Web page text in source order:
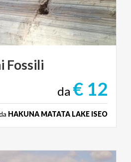
Fossili
da € 12
HAKUNA MATATA LAKE ISEO